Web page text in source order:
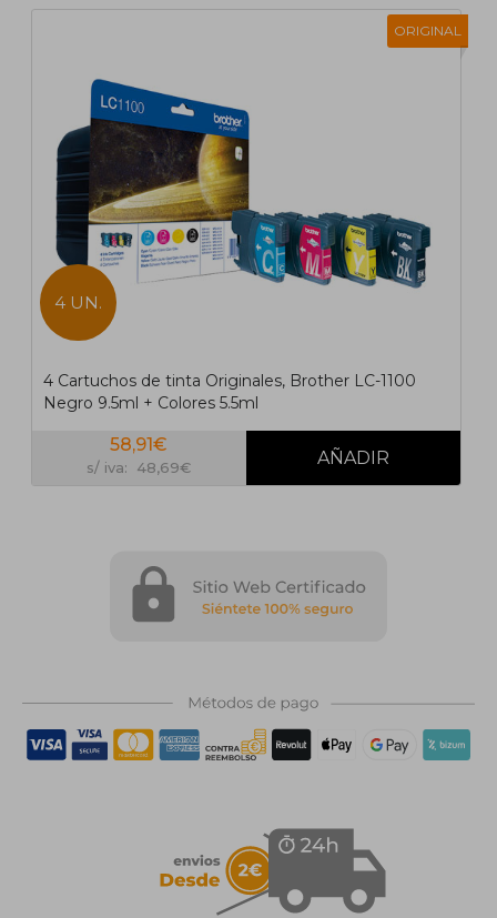
ORIGINAL
4 UN.
4 Cartuchos de tinta Originales, Brother LC-1100
Negro 9.5ml + Colores 5.5ml
58,91€
s/ iva: 48,69€